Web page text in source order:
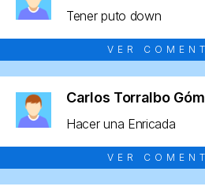
Tener puto down
VER
Carlos Torralbo
Hacer una Enricada
VER